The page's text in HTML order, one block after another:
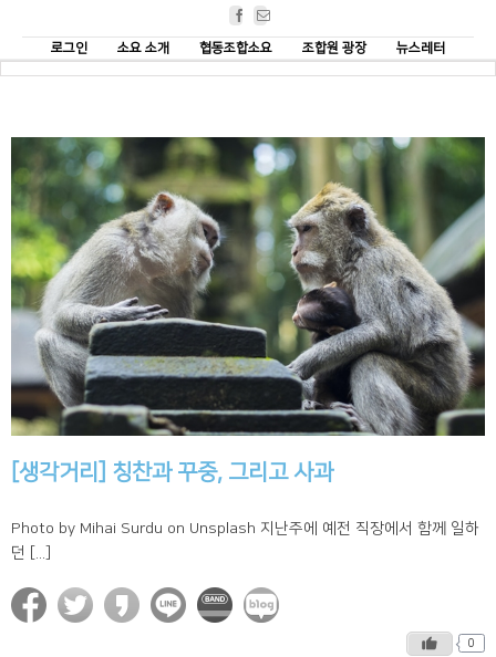
Facebook
로그인
소요 소개 협동조합소요 조합원 광장 뉴스레터
[생각거리] 칭찬과 꾸중, 그리고 사과
Photo by Mihai Surdu on Unsplash 지난주에 예전 직장에서 함께 일하
던 [...]
0